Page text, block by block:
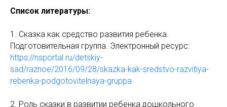
Список литературы:
1. Сказка как средство развития ребенка.
Подготовительная группа. Электронный ресурс:
https://nsportal.ru/detskiy-
sad/raznoe/2016/09/28/skazka-kak-sredstvo-razvitiya-
rebenka-podgotovitelnaya-gruppa
2. Роль сказки в развитии ребенка дошкольного